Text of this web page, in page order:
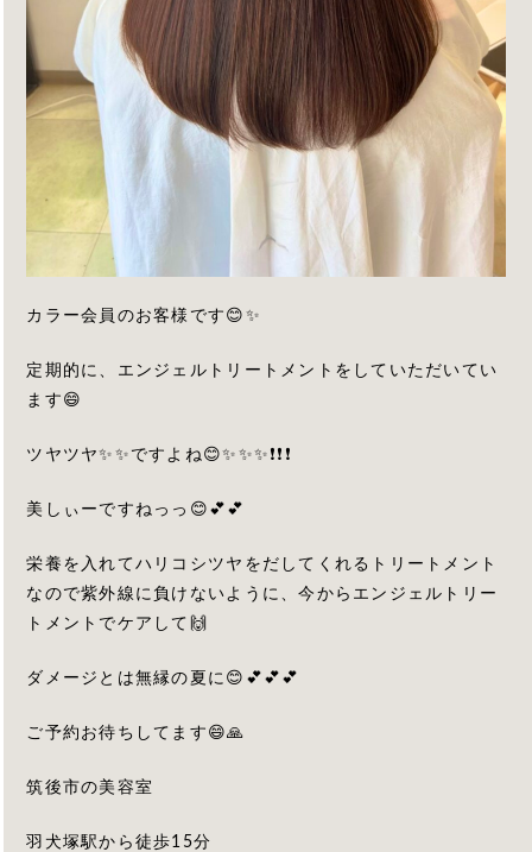
カラー会員のお客様です😊✨
定期的に、エンジェルトリートメントをしていただいてい
ます😄
ツヤツヤ✨✨ですよね😊✨✨✨❗️❗️❗️
美しぃーですねっっ😊💕💕
栄養を入れてハリコシツヤをだしてくれるトリートメント
なので紫外線に負けないように、今からエンジェルトリー
トメントでケアして🙌
ダメージとは無縁の夏に😊💕💕💕
ご予約お待ちしてます😄🙏
筑後市の美容室
羽犬塚駅から徒歩15分